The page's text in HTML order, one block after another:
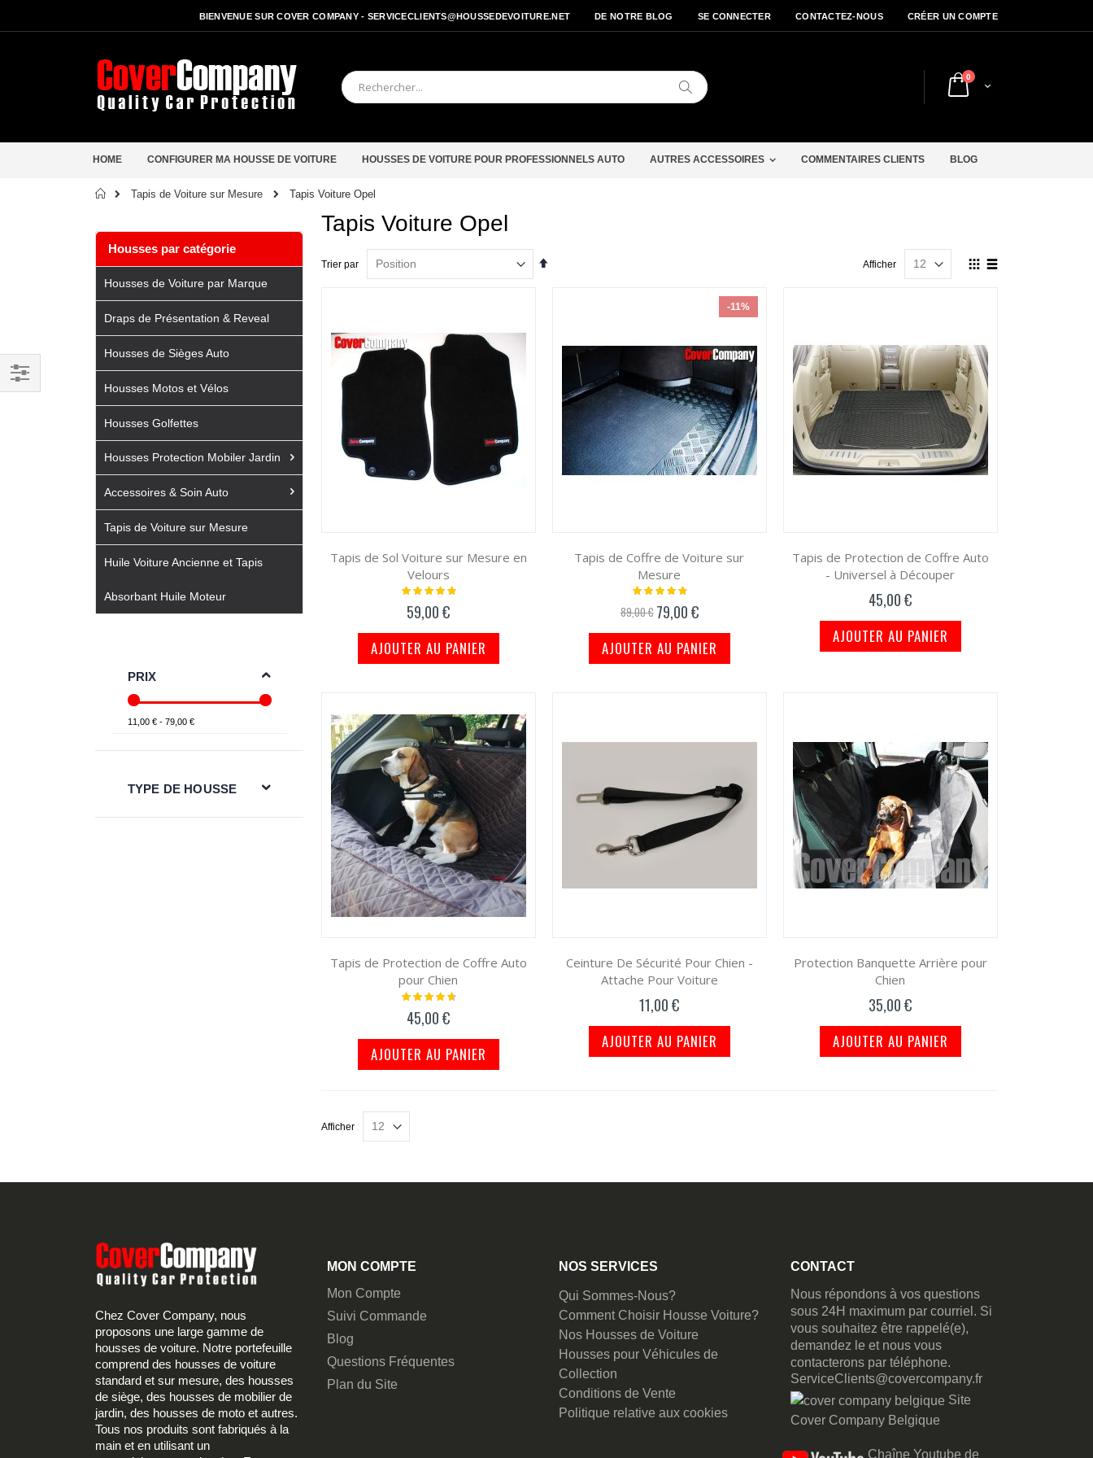
BIENVENUE SUR COVER COMPANY - SERVICECLIENTS@HOUSSEDEVOITURE.NET DE NOTRE BLOG SE CONNECTER CONTACTEZ-NOUS CRÉER UN COMPTE
Cart
0articles
Chercher
HOME CONFIGURER MA HOUSSE DE VOITURE HOUSSES DE VOITURE POUR PROFESSIONNELS AUTO AUTRES ACCESSOIRES COMMENTAIRES CLIENTS BLOG
Accueil
Tapis de Voiture sur Mesure Tapis Voiture Opel
Tapis Voiture Opel
Trier par
Afficher
en
Afficher
Tapis de Sol Voiture sur Mesure en
Velours
Notation:
59,00 €
AJOUTER AU PANIER
-11%
Tapis de Coffre de Voiture sur
Mesure
Notation:
89,00 € Prix
spécial
79,00 €
AJOUTER AU PANIER
Tapis de Protection de Coffre Auto
- Universel à Découper
45,00 €
AJOUTER AU PANIER
Tapis de Protection de Coffre Auto
pour Chien
Notation:
45,00 €
AJOUTER AU PANIER
Ceinture De Sécurité Pour Chien -
Attache Pour Voiture
11,00 €
AJOUTER AU PANIER
Protection Banquette Arrière pour
Chien
35,00 €
AJOUTER AU PANIER
Afficher
Housses par catégorie
Housses de Voiture par Marque
Draps de Présentation & Reveal
Housses de Sièges Auto
Housses Motos et Vélos
Housses Golfettes
Housses Protection Mobiler Jardin
Accessoires & Soin Auto
Tapis de Voiture sur Mesure
Huile Voiture Ancienne et Tapis
Absorbant Huile Moteur
Filtrer
PRIX
11,00 € - 79,00 €
TYPE DE HOUSSE
Chez Cover Company, nous
proposons une large gamme de
housses de voiture. Notre portefeuille
comprend des housses de voiture
standard et sur mesure, des housses
de siège, des housses de mobilier de
jardin, des housses de moto et autres.
Tous nos produits sont fabriqués à la
main et en utilisant un
MON COMPTE
Mon Compte
Suivi Commande
Blog
Questions Fréquentes
Plan du Site
NOS SERVICES
Qui Sommes-Nous?
Comment Choisir Housse Voiture?
Nos Housses de Voiture
Housses pour Véhicules de
Collection
Conditions de Vente
Politique relative aux cookies
CONTACT
Nous répondons à vos questions
sous 24H maximum par courriel. Si
vous souhaitez être rappelé(e),
demandez le et nous vous
contacterons par téléphone.
ServiceClients@covercompany.fr
Site
Cover Company Belgique
Chaîne Youtube de